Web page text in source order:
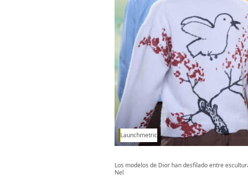
Launchmetric
Los modelos de Dior han desfilado entre
Nel